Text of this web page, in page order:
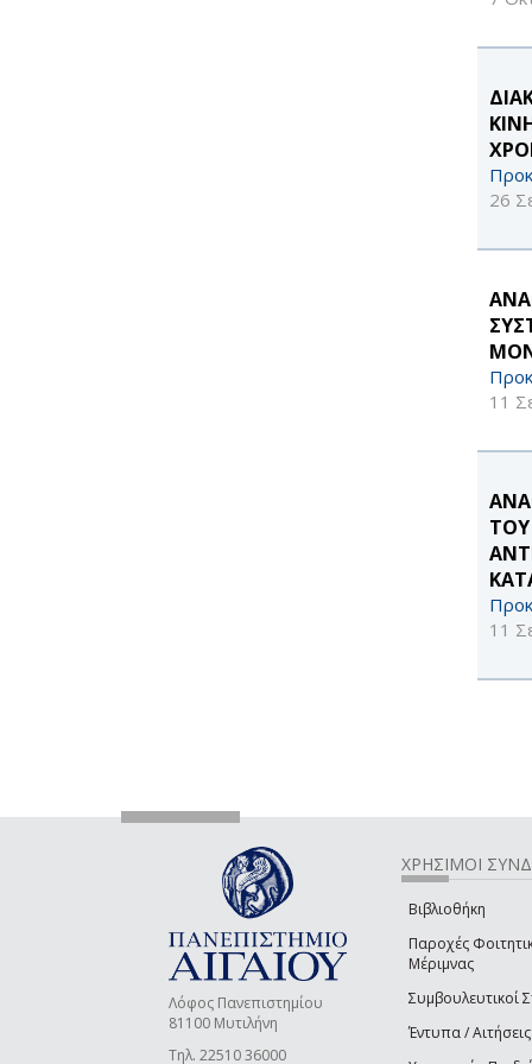
26
11
11
Λόφος Πανεπιστημίου
81100 Μυτιλήνη
Τηλ. 22510 36000
ΧΡΗΣΙΜΟΙ
Βιβλιοθήκη
Παροχές
Μέριμνας
Συμβουλευτικοί
Έντυπα / Αιτήσεις